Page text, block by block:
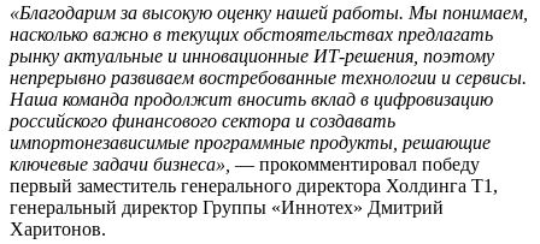
«Благодарим за высокую оценку нашей работы. Мы понимаем,
насколько важно в текущих обстоятельствах предлагать
рынку актуальные и инновационные ИТ-решения, поэтому
непрерывно развиваем востребованные технологии и сервисы.
Наша команда продолжит вносить вклад в цифровизацию
российского финансового сектора и создавать
импортонезависимые программные продукты, решающие
ключевые задачи бизнеса», — прокомментировал победу
первый заместитель генерального директора Холдинга Т1,
генеральный директор Группы «Иннотех» Дмитрий
Харитонов.